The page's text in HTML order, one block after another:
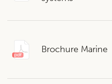
Brochure Marine